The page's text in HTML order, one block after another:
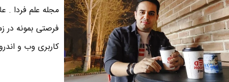
مجله علم فردا .
فرصتی بمونه در
کاربری وب و